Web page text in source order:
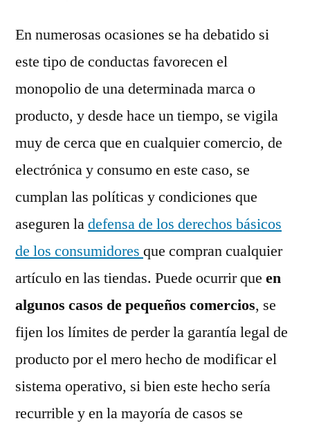
En numerosas ocasiones se ha debatido si
este tipo de conductas favorecen el
monopolio de una determinada marca o
producto, y desde hace un tiempo, se vigila
muy de cerca que en cualquier comercio, de
electrónica y consumo en este caso, se
cumplan las políticas y condiciones que
aseguren ladefensa de los derechos básicos
de los consumidores que compran cualquier
artículo en las tiendas. Puede ocurrir que en
algunos casos de pequeños comercios, se
fijen los límites de perder la garantía legal de
producto por el mero hecho de modificar el
sistema operativo, si bien este hecho sería
recurrible y en la mayoría de casos se